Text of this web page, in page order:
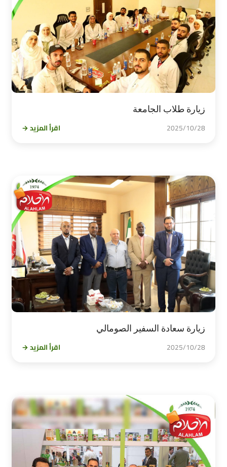
زيارة طلاب الجامعة
2025/10/28 اقرأ المزيد →
زيارة سعادة السفير الصومالي
2025/10/28 اقرأ المزيد →